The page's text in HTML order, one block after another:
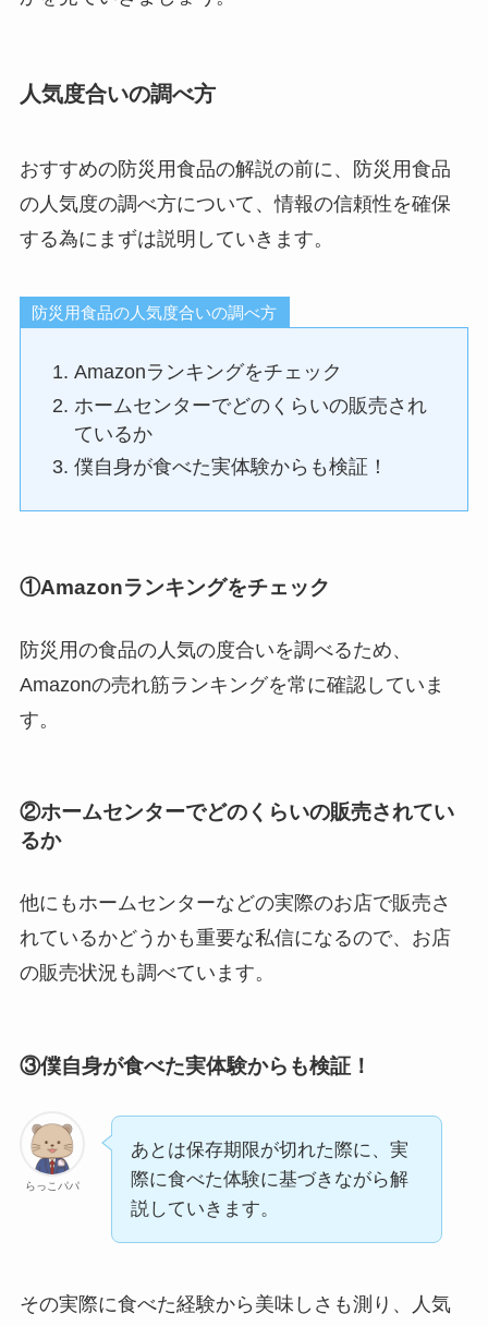
人気度合いの調べ方
おすすめの防災用食品の解説の前に、防災用食品
の人気度の調べ方について、情報の信頼性を確保
する為にまずは説明していきます。
防災用食品の人気度合いの調べ方
Amazonランキングをチェック
ホームセンターでどのくらいの販売され
ているか
僕自身が食べた実体験からも検証！
①Amazonランキングをチェック
防災用の食品の人気の度合いを調べるため、
Amazonの売れ筋ランキングを常に確認していま
す。
②ホームセンターでどのくらいの販売されてい
るか
他にもホームセンターなどの実際のお店で販売さ
れているかどうかも重要な私信になるので、お店
の販売状況も調べています。
③僕自身が食べた実体験からも検証！
らっこパパ
あとは保存期限が切れた際に、実
際に食べた体験に基づきながら解
説していきます。
その実際に食べた経験から美味しさも測り、人気